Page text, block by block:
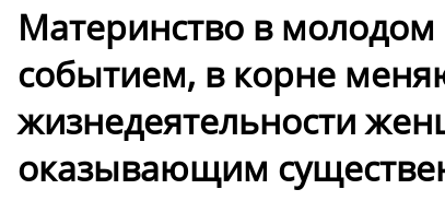
Материнство в молодом
событием, в корне
жизнедеятельности
оказывающим